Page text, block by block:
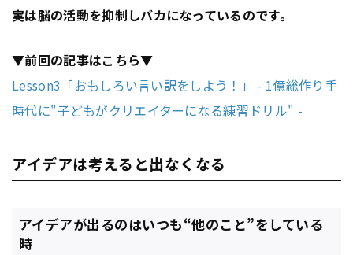
実は脳の活動を抑制しバカになっているのです。
▼前回の記事はこちら▼
Lesson3「おもしろい言い訳をしよう！」 - 1億総作り手
時代に"子どもがクリエイターになる練習ドリル" -
アイデアは考えると出なくなる
アイデアが出るのはいつも“他のこと”をしている
時